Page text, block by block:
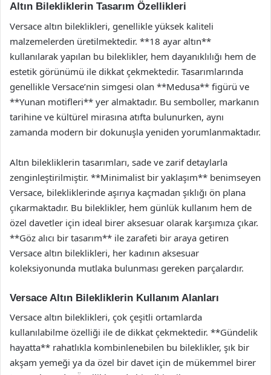
Altın Bilekliklerin Tasarım Özellikleri
Versace altın bileklikleri, genellikle yüksek kaliteli
malzemelerden üretilmektedir. **18 ayar altın**
kullanılarak yapılan bu bileklikler, hem dayanıklılığı hem de
estetik görünümü ile dikkat çekmektedir. Tasarımlarında
genellikle Versace’nin simgesi olan **Medusa** figürü ve
**Yunan motifleri** yer almaktadır. Bu semboller, markanın
tarihine ve kültürel mirasına atıfta bulunurken, aynı
zamanda modern bir dokunuşla yeniden yorumlanmaktadır.
Altın bilekliklerin tasarımları, sade ve zarif detaylarla
zenginleştirilmiştir. **Minimalist bir yaklaşım** benimseyen
Versace, bilekliklerinde aşırıya kaçmadan şıklığı ön plana
çıkarmaktadır. Bu bileklikler, hem günlük kullanım hem de
özel davetler için ideal birer aksesuar olarak karşımıza çıkar.
**Göz alıcı bir tasarım** ile zarafeti bir araya getiren
Versace altın bileklikleri, her kadının aksesuar
koleksiyonunda mutlaka bulunması gereken parçalardır.
Versace Altın Bilekliklerin Kullanım Alanları
Versace altın bileklikleri, çok çeşitli ortamlarda
kullanılabilme özelliği ile de dikkat çekmektedir. **Gündelik
hayatta** rahatlıkla kombinlenebilen bu bileklikler, şık bir
akşam yemeği ya da özel bir davet için de mükemmel birer